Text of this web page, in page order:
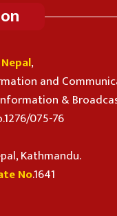
,
and
&
075-76
Kathmandu.
No.1641